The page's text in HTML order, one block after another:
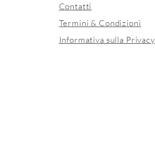
Contatti
Termini & Condizioni
Informativa sulla Privacy